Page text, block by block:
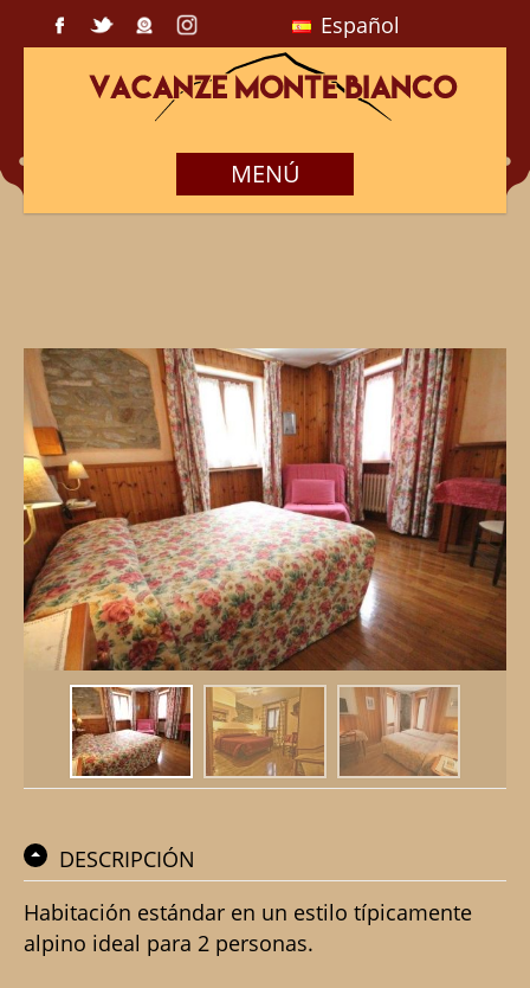
Español
MENÚ
DESCRIPCIÓN
Habitación estándar en un estilo típicamente
alpino ideal para 2 personas.